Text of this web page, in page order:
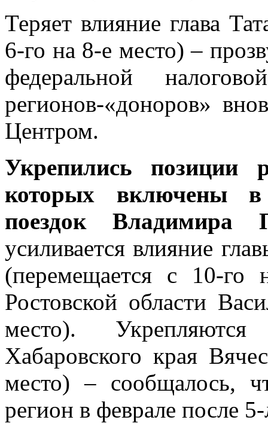
Теряет влияние глава
6-го на 8-е место) –
федеральной
регионов-«доноров»
Центром.
Укрепились позиции
которых включены в
поездок Владимира
усиливается влияние
(перемещается с 10-го
Ростовской области
место).
Хабаровского края
место) – сообщалось,
регион в феврале после